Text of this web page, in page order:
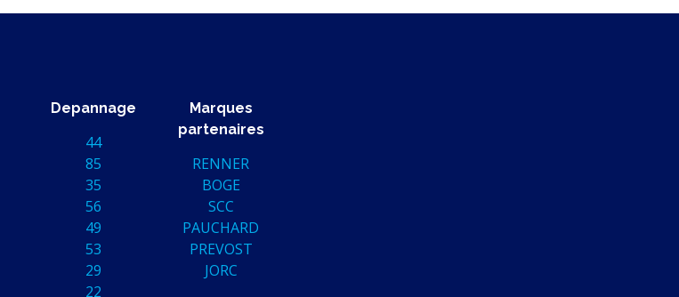
Depannage
44
85
35
56
49
53
29
22
Marques
partenaires
RENNER
BOGE
SCC
PAUCHARD
PREVOST
JORC